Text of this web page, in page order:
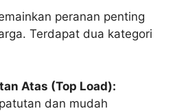
peranan penting
Terdapat dua kategori
Atas (Top Load):
dan mudah